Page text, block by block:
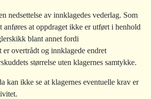
nedsettelse av innklagedes vederlag. Som
anføres at oppdraget ikke er utført i henhold
blant annet fordi
er overtrådt og innklagede endret
størrelse uten klagernes samtykke.
kan ikke se at klagernes eventuelle krav er